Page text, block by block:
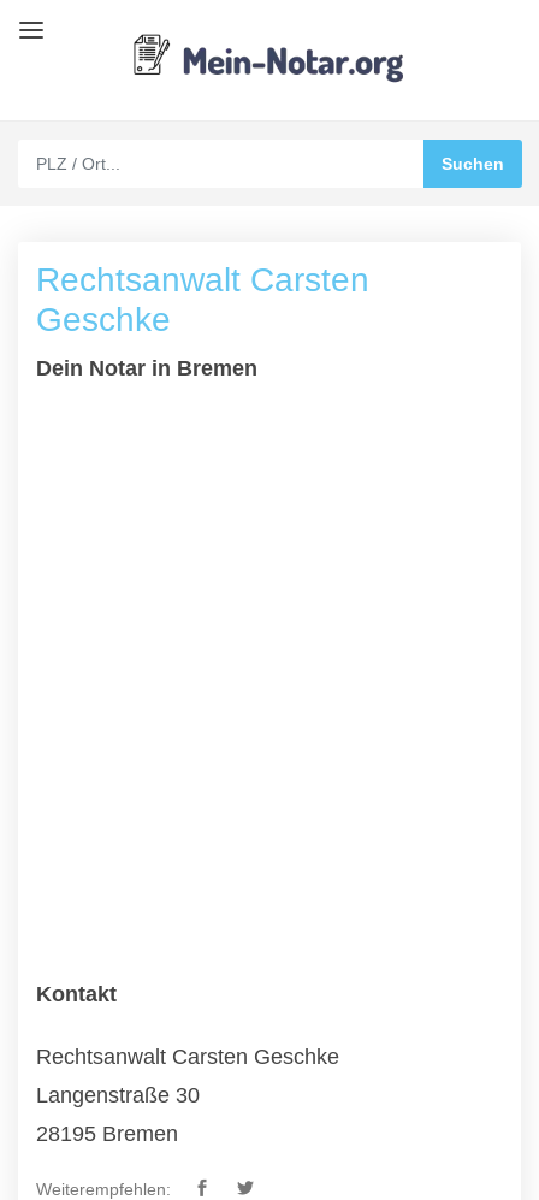
Rechtsanwalt Carsten
Geschke
Dein Notar in Bremen
Kontakt
Rechtsanwalt Carsten Geschke
Langenstraße 30
28195 Bremen
Weiterempfehlen: